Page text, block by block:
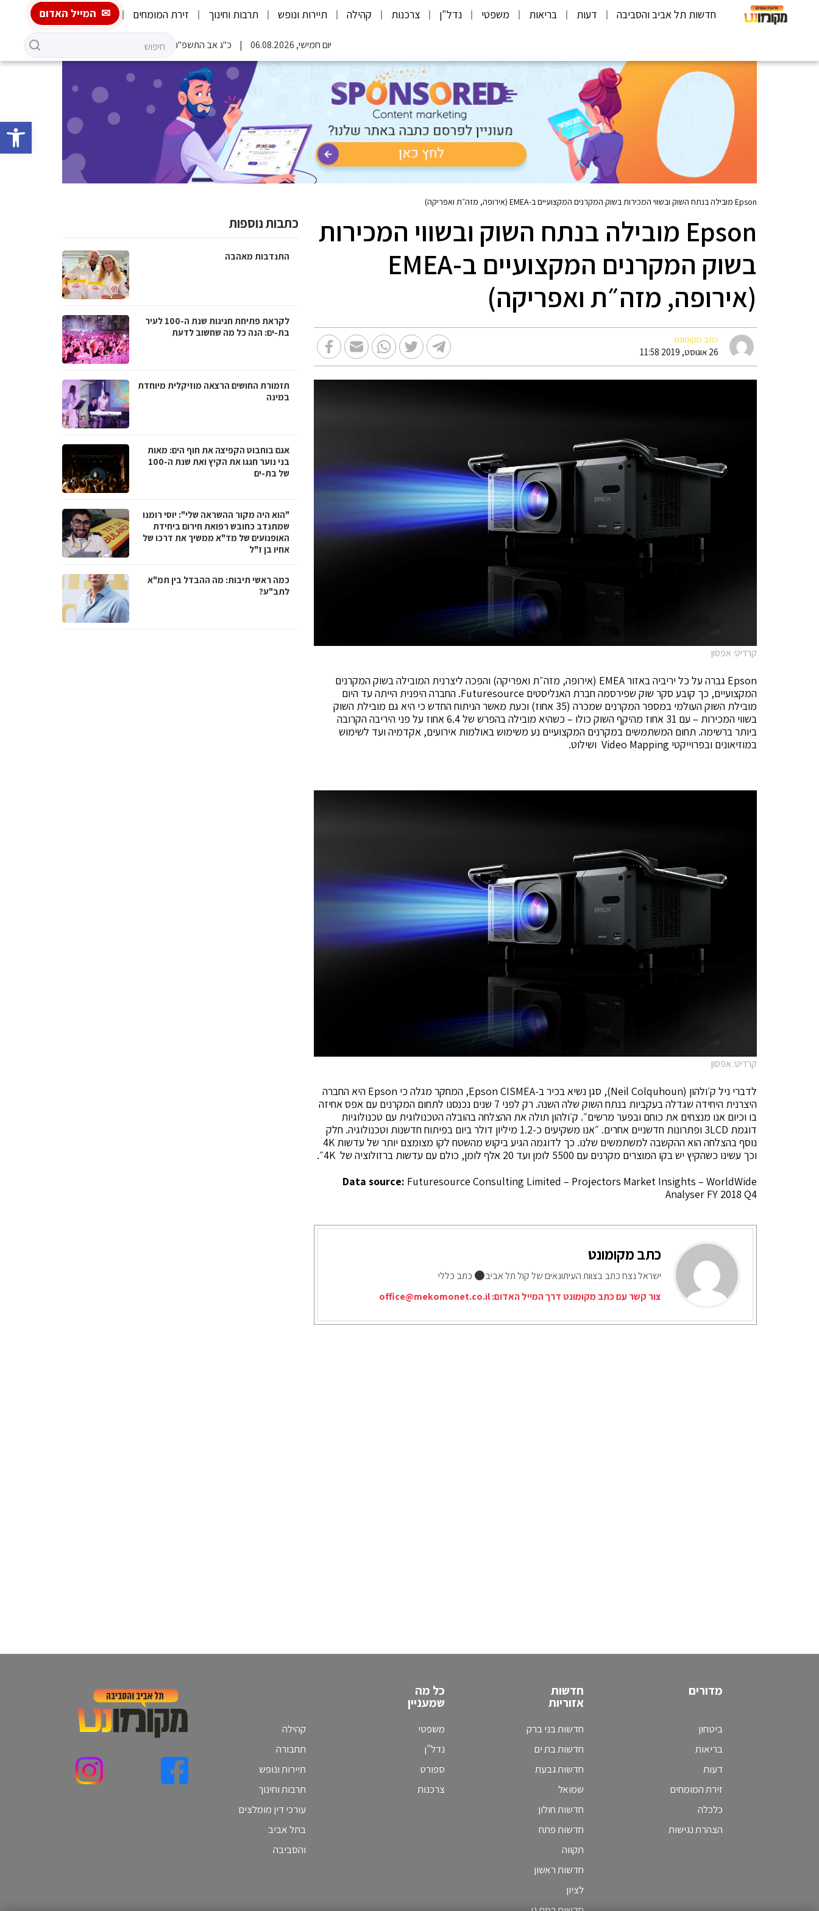
פתח
חדשות תל אביב והסביבה דעות בריאות משפטי נדל"ן צרכנות קהילה תיירות ונופש תרבות וחינוך זירת המומחים המייל האדום
יום חמישי, 06.08.2026 כ"ג אב התשפ"ו
Epson מובילה בנתח השוק ובשווי המכירות בשוק המקרנים המקצועיים ב-EMEA (אירופה, מזה״ת ואפריקה)
Epson מובילה בנתח השוק ובשווי המכירות
בשוק המקרנים המקצועיים ב-EMEA
(אירופה, מזה״ת ואפריקה)
כתב מקומונט
26 אוגוסט, 2019 11:58
קרדיט: אפסון
Epson גברה על כל יריביה באזור EMEA (אירופה, מזה״ת ואפריקה) והפכה ליצרנית המובילה בשוק המקרנים
המקצועיים, כך קובע סקר שוק שפירסמה חברת האנליסטים Futuresource. החברה היפנית הייתה עד היום
מובילת השוק העולמי במספר המקרנים שמכרה (35 אחוז) וכעת מאשר הניתוח החדש כי היא גם מובילת השוק
בשווי המכירות – עם 31 אחוז מהיקף השוק כולו – כשהיא מובילה בהפרש של 6.4 אחוז על פני היריבה הקרובה
ביותר ברשימה. תחום המשתמשים במקרנים המקצועיים נע משימוש באולמות אירועים, אקדמיה ועד לשימוש
במוזיאונים ובפרוייקטי Video Mapping ושילוט.
קרדיט: אפסון
לדברי ניל ק׳ולהון (Neil Colquhoun), סגן נשיא בכיר ב-Epson CISMEA, המחקר מגלה כי Epson היא החברה
היצרנית היחידה שגדלה בעקביות בנתח השוק שלה השנה. רק לפני 7 שנים נכנסנו לתחום המקרנים עם אפס אחיזה
בו וכיום אנו מנצחים את כוחם ובפער מרשים״. ק׳ולהון תולה את ההצלחה בהובלה הטכנולוגית עם טכנולוגיות
דוגמת 3LCD ופתרונות חדשניים אחרים. ״אנו משקיעים כ-1.2 מיליון דולר ביום בפיתוח חדשנות וטכנולוגיה. חלק
נוסף בהצלחה הוא ההקשבה למשתמשים שלנו. כך לדוגמה הגיע ביקוש מהשטח לקו מצומצם יותר של עדשות 4K
וכך עשינו כשהקיץ יש בקו המוצרים מקרנים עם 5500 לומן ועד 20 אלף לומן, כולם עם עדשות ברזולוציה של 4K״.
Data source: Futuresource Consulting Limited – Projectors Market Insights – WorldWide
Analyser FY 2018 Q4
כתב מקומונט
ישראל נצח כתב בצוות העיתונאים של קול תל אביב
כתב כללי
צור קשר עם כתב מקומונט דרך המייל האדום:office@mekomonet.co.il
כתבות נוספות
התנדבות מאהבה
לקראת פתיחת חגיגות שנת ה-100 לעיר
בת-ים: הנה כל מה שחשוב לדעת
תזמורת החושים הרצאה מוזיקלית מיוחדת
במינה
אגם בוחבוט הקפיצה את חוף הים: מאות
בני נוער חגגו את הקיץ ואת שנת ה-100
של בת-ים
"הוא היה מקור ההשראה שלי": יוסי רומנו
שמתנדב כחובש רפואת חירום ביחידת
האופנועים של מד"א ממשיך את דרכו של
אחיו בן ז"ל
כמה ראשי תיבות: מה ההבדל בין תמ"א
לתב"ע?
מדורים
ביטחון
בריאות
דעות
זירת המומחים
כלכלה
הצהרת נגישות
חדשות
אזוריות
חדשות בני ברק
חדשות בת ים
חדשות גבעת
שמואל
חדשות חולון
חדשות פתח
תקווה
חדשות ראשון
לציון
כל מה
שמעניין
משפטי
נדל"ן
ספורט
צרכנות
קהילה
תחבורה
תיירות ונופש
תרבות וחינוך
עורכי דין מומלצים
בתל אביב
והסביבה